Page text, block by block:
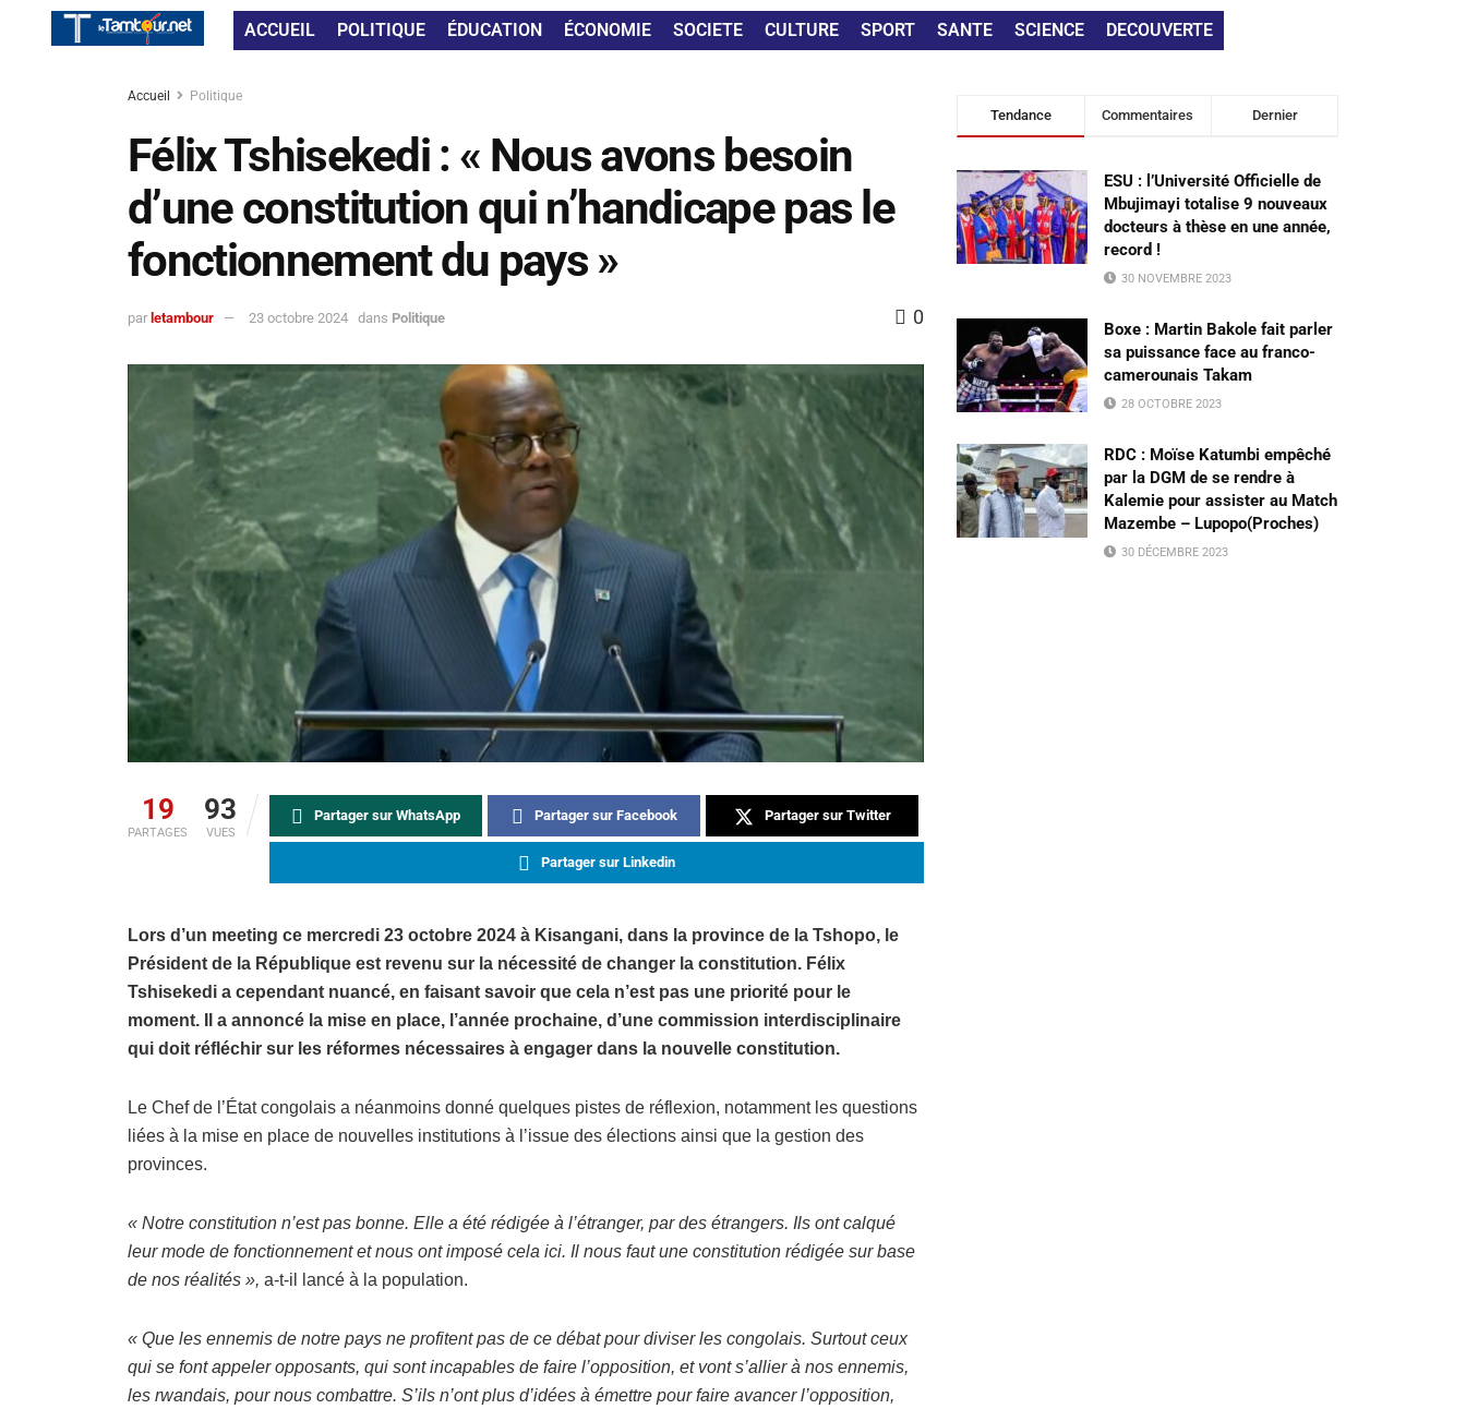
ACCUEIL POLITIQUE ÉDUCATION ÉCONOMIE SOCIETE CULTURE SPORT SANTE SCIENCE DECOUVERTE
Accueil Politique
Félix Tshisekedi : « Nous avons besoin
d’une constitution qui n’handicape pas le
fonctionnement du pays »
par letambour 23 octobre 2024 dans Politique 0
19
PARTAGES
93
VUES
Partager sur WhatsApp Partager sur Facebook Partager sur Twitter
Partager sur Linkedin
Lors d’un meeting ce mercredi 23 octobre 2024 à Kisangani, dans la province de la Tshopo, le
Président de la République est revenu sur la nécessité de changer la constitution. Félix
Tshisekedi a cependant nuancé, en faisant savoir que cela n’est pas une priorité pour le
moment. Il a annoncé la mise en place, l’année prochaine, d’une commission interdisciplinaire
qui doit réfléchir sur les réformes nécessaires à engager dans la nouvelle constitution.
Le Chef de l’État congolais a néanmoins donné quelques pistes de réflexion, notamment les questions
liées à la mise en place de nouvelles institutions à l’issue des élections ainsi que la gestion des
provinces.
« Notre constitution n’est pas bonne. Elle a été rédigée à l’étranger, par des étrangers. Ils ont calqué
leur mode de fonctionnement et nous ont imposé cela ici. Il nous faut une constitution rédigée sur base
de nos réalités », a-t-il lancé à la population.
« Que les ennemis de notre pays ne profitent pas de ce débat pour diviser les congolais. Surtout ceux
qui se font appeler opposants, qui sont incapables de faire l’opposition, et vont s’allier à nos ennemis,
les rwandais, pour nous combattre. S’ils n’ont plus d’idées à émettre pour faire avancer l’opposition,
Tendance Commentaires Dernier
ESU : l’Université Officielle de
Mbujimayi totalise 9 nouveaux
docteurs à thèse en une année,
record !
30 NOVEMBRE 2023
Boxe : Martin Bakole fait parler
sa puissance face au franco-
camerounais Takam
28 OCTOBRE 2023
RDC : Moïse Katumbi empêché
par la DGM de se rendre à
Kalemie pour assister au Match
Mazembe – Lupopo(Proches)
30 DÉCEMBRE 2023